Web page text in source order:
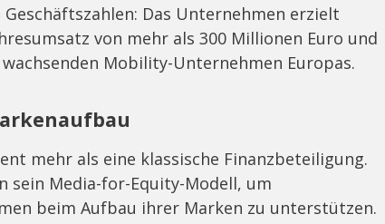
Das Unternehmen erzielt
von mehr als 300 Millionen Euro und
Mobility-Unternehmen Europas.
mehr als eine klassische Finanzbeteiligung.
sein Media-for-Equity-Modell, um
beim Aufbau ihrer Marken zu unterstützen.